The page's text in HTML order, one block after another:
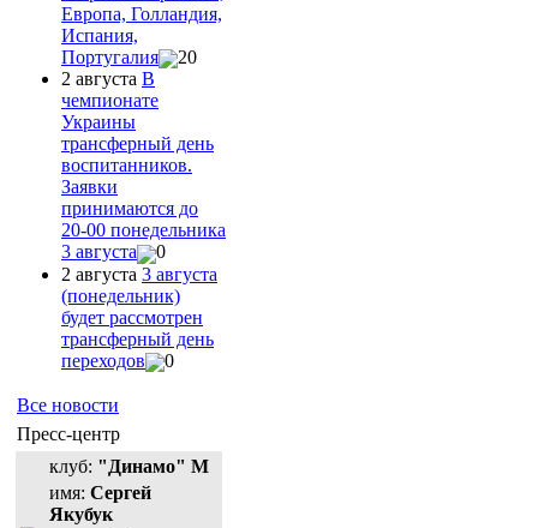
Европа, Голландия,
Испания,
Португалия
20
2 августа В
чемпионате
Украины
трансферный день
воспитанников.
Заявки
принимаются до
20-00 понедельника
3 августа
0
2 августа 3 августа
(понедельник)
будет рассмотрен
трансферный день
переходов
0
Все новости
Пресс-центр
клуб: "Динамо" М
имя: Сергей
Якубук